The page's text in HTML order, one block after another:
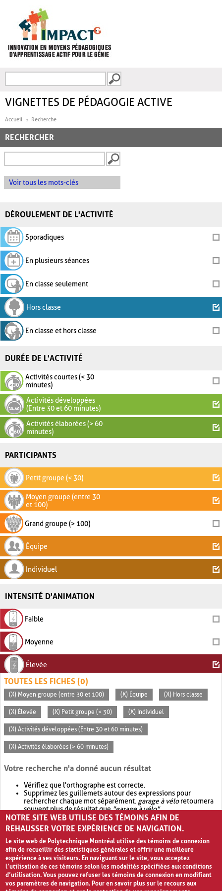
FORMULAIRE DE
VIGNETTES DE PÉDAGOGIE ACTIVE
Accueil Recherche
RECHERCHER
Voir tous les mots-clés
DÉROULEMENT DE L'ACTIVITÉ
Sporadiques
En plusieurs séances
En classe seulement
Hors classe
En classe et hors classe
DURÉE DE L'ACTIVITÉ
Activités courtes (< 30
minutes)
Activités développées
(Entre 30 et 60 minutes)
Activités élaborées (> 60
minutes)
PARTICIPANTS
Petit groupe (< 30)
Moyen groupe (entre 30
et 100)
Grand groupe (> 100)
Équipe
Individuel
INTENSITÉ D'ANIMATION
Faible
Moyenne
Élevée
TOUTES LES FICHES (0)
(X) Moyen groupe (entre 30 et 100) (X) Équipe (X) Hors classe
(X) Élevée (X) Petit groupe (< 30) (X) Individuel
(X) Activités développées (Entre 30 et 60 minutes)
(X) Activités élaborées (> 60 minutes)
Votre recherche n'a donné aucun résultat
Vérifiez que l'orthographe est correcte.
Supprimez les guillemets autour des expressions pour
rechercher chaque mot séparément. garage à véloretournera
souvent plus de résultat que"garage à vélo".
Envisagez d'élargir votre recherche avec OR.garage OR vélo
retournera souvent plus de résultat quegarage à vélo
NOTRE SITE WEB UTILISE DES TÉMOINS AFIN DE
REHAUSSER VOTRE EXPÉRIENCE DE NAVIGATION.
Le site web de Polytechnique Montréal utilise des témoins de connexion
afin de recueillir des statistiques générales et offrir une meilleure
expérience à ses visiteurs. En naviguant sur le site, vous acceptez
l’utilisation de ces témoins selon les modalités spécifiées aux conditions
d’utilisation. Vous pouvez refuser les témoins de connexion en modifiant
vos paramètres de navigation. Pour en savoir plus sur le recours aux